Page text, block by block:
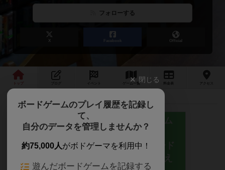
フォローする
X Facebook Official
ゲーム 一覧 料金 アクセス
福井県敦賀市にあるボードゲーム
カフェです。
店内には約3500種類の新旧ボード
閉じる
ボードゲームのプレイ履歴を記録し
て、
自分のデータを管理しませんか？
約75,000人がボドゲーマを利用中！
遊んだボードゲームを記録する